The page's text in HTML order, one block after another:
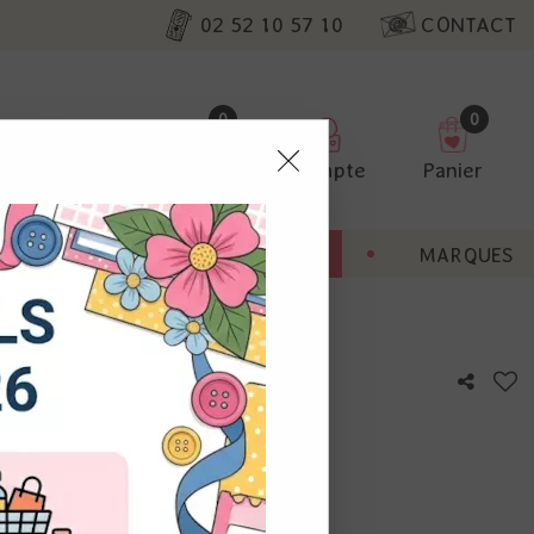
02 52 10 57 10 CONTACT
0
Compte
0
Panier
BONNES AFFAIRES MARQUES
avis !
nos
non
Vous
à droite